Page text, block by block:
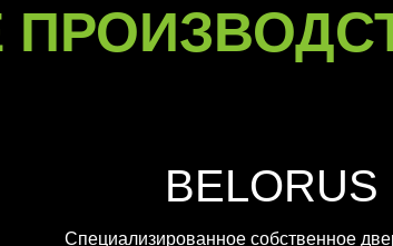
BELORUS
Специализированное собственное